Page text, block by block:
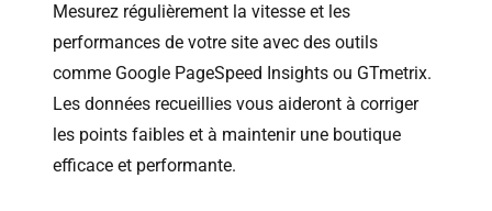
Mesurez régulièrement la vitesse et les
performances de votre site avec des outils
comme Google PageSpeed Insights ou GTmetrix.
Les données recueillies vous aideront à corriger
les points faibles et à maintenir une boutique
efficace et performante.